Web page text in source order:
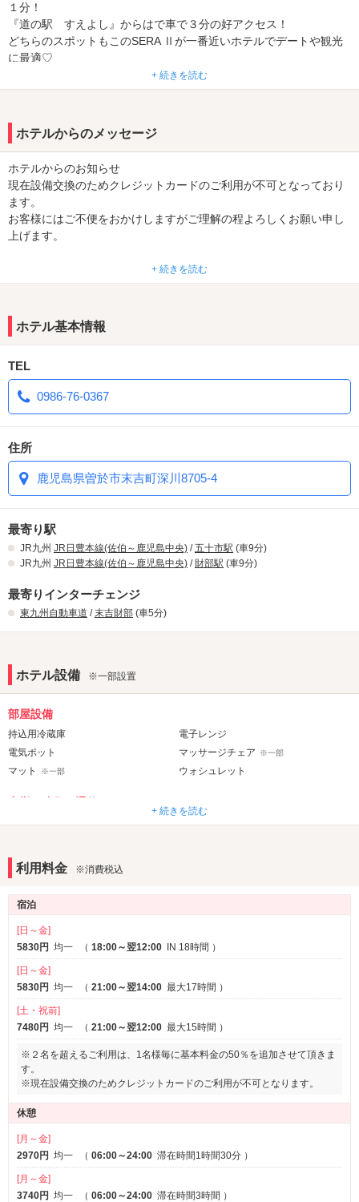
１分！
『道の駅 すえよし』からはで車で３分の好アクセス！
どちらのスポットもこのSERA Ⅱが一番近いホテルでデートや観光
に最適♡
■手枷ベッドのあるプチSMルーム（213・215・217号室）
■VOD完備！話題作品見放題♪
■ウェルカムドリンクサービス！
■宿泊限定無料サービスも！
■大きな車も駐車可能！（トラックなどは不可）
+ 続きを読む
ホテルからのメッセージ
ホテルからのお知らせ
現在設備交換のためクレジットカードのご利用が不可となっており
ます。
お客様にはご不便をおかけしますがご理解の程よろしくお願い申し
上げます。
☆☆曽於市の話題スポットから近いホテルです☆☆
近くにはいちご農家さんが作る
こだわりスイーツを販売している人気店『ラ・フレーズ』から車で
鹿児島県内でとても人気のある『道の駅 すえよし』からは車で３
お気軽に当ホテルへお越しください♡
☆☆人気のお部屋のご紹介☆☆
ベッドがクイーンサイズとなりさらに広々していて人気です♪
201～206号室
220～225号室
+ 続きを読む
ホテル基本情報
TEL
0986-76-0367
住所
鹿児島県曽於市末吉町深川8705-4
最寄り駅
JR九州 JR日豊本線(佐伯～鹿児島中央) /五十市駅 (車9分)
JR九州 JR日豊本線(佐伯～鹿児島中央) /財部駅 (車9分)
最寄りインターチェンジ
東九州自動車道 /末吉財部 (車5分)
ホテル設備 ※一部設置
部屋設備
持込用冷蔵庫
電子レンジ
電気ポット
マッサージチェア ※一部
マット ※一部 ウォシュレット
カラオケ
VOD
DVDプレーヤー
セレクトシャンプー
ヘアアイロン
部屋タイプ
SMルーム
3名以上利用可
1名利用可
サービス
ルームサービス 女子会
+ 続きを読む
利用料金 ※消費税込
宿泊
[日～金]
5830円 均一 （ 18:00～翌12:00 IN 18時間 ）
[日～金]
5830円 均一 （ 21:00～翌14:00 最大17時間 ）
[土・祝前]
7480円 均一 （ 21:00～翌12:00 最大15時間 ）
※２名を超えるご利用は、1名様毎に基本料金の50％を追加させて頂きま
す。
※現在設備交換のためクレジットカードのご利用が不可となります。
休憩
[月～金]
2970円 均一 （ 06:00～24:00 滞在時間1時間30分 ）
[月～金]
3740円 均一 （ 06:00～24:00 滞在時間3時間 ）